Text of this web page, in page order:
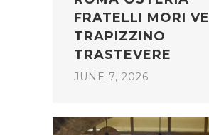
FRATELLI MORI VE
TRAPIZZINO
TRASTEVERE
JUNE 7, 2026